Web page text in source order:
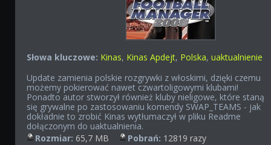
Słowa kluczowe: Kinas, Kinas Apdejt, Polska,uaktualnienie
Update zamienia polskie rozgrywki z włoskimi, dzięki czemu
możemy pokierować nawet czwartoligowymi klubami!
Ponadto autor stworzył również kluby nieligowe, które staną
się grywalne po zastosowaniu komendy SWAP_TEAMS - jak
dokładnie to zrobić Kinas wytłumaczył w pliku Readme
dołączonym do uaktualnienia.
Rozmiar: 65,7 MB Pobrań: 12819 razy